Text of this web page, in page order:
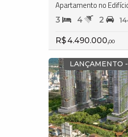
3 4 2
R$ 4.490.000,00
LANÇAMENTO